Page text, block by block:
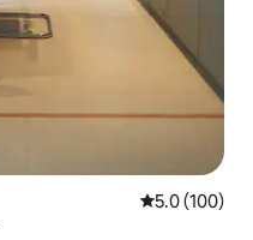
レビュー100
5.0 (100)